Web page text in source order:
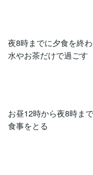
夜8時までに夕食を終
水やお茶だけで過ごす
お昼12時から夜8時ま
食事をとる